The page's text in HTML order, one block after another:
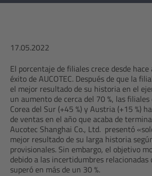
17.05.2022
El porcentaje de filiales crece desde hace
éxito de AUCOTEC. Después de que la
el mejor resultado de su historia en el
un aumento de cerca del 70 %, las filiales
Corea del Sur (+45 %) y Austria (+15 %)
de ventas en el año que acaba de
Aucotec Shanghai Co., Ltd. presentó
mejor resultado de su larga historia
provisionales. Sin embargo, el objetivo
debido a las incertidumbres relacionadas
superó en más de un 30 %.